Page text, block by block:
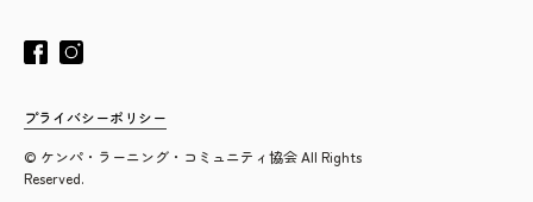
プライバシーポリシー
© ケンパ・ラーニング・コミュニティ協会 All Rights
Reserved.